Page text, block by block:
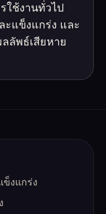
ใช้งานทั่วไป
แข็งแกร่ง และ
ลัพธ์เสียหาย
ข็งแกร่ง